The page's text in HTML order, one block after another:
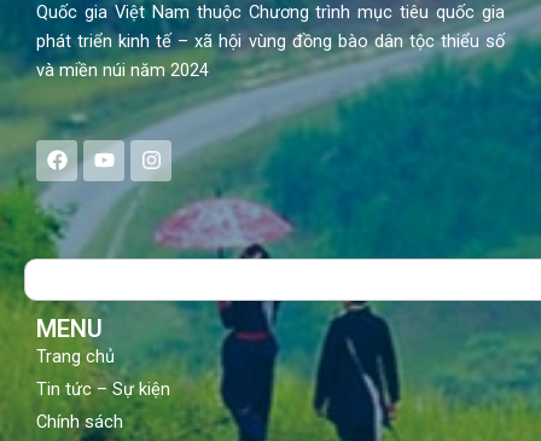
Quốc gia Việt Nam thuộc Chương trình mục tiêu quốc gia
phát triển kinh tế – xã hội vùng đồng bào dân tộc thiểu số
và miền núi năm 2024
F
a
c
e
b
o
Y
o
u
t
u
b
I
n
s
a
g
Search
MENU
Trang chủ
Tin tức – Sự kiện
Chính sách